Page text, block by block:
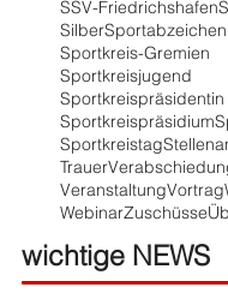
SSV-Friedrichshafen
SilberSportabzeichen
Sportkreis-Gremien
Sportkreisjugend
Sportkreispräsidentin
Sportkreispräsidium
Sportkreistag
Trauer
VeranstaltungVortrag
WebinarZuschüsse
wichtige NEWS